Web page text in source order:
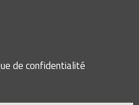
de confidentialité